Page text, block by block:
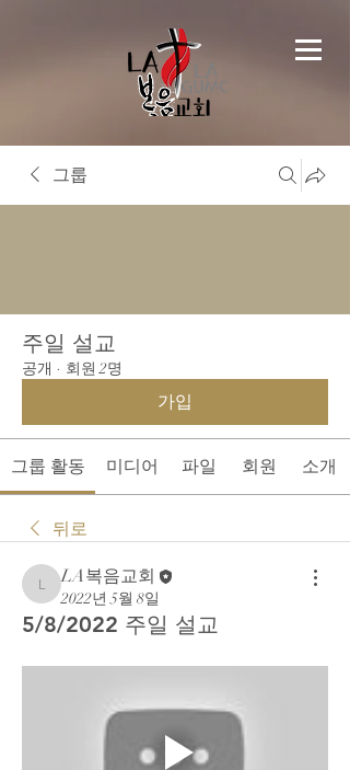
그룹
주일 설교
공개 · 회원 2명
가입
그룹 활동 미디어 파일 회원 소개
뒤로
LA복음교회
LA복음교회
2022년 5월 8일
5/8/2022 주일 설교